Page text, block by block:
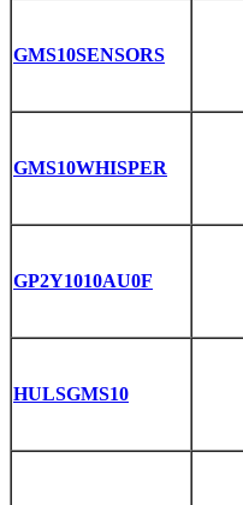
GMS10SENSORS
GMS10WHISPER
GP2Y1010AU0F
HULSGMS10